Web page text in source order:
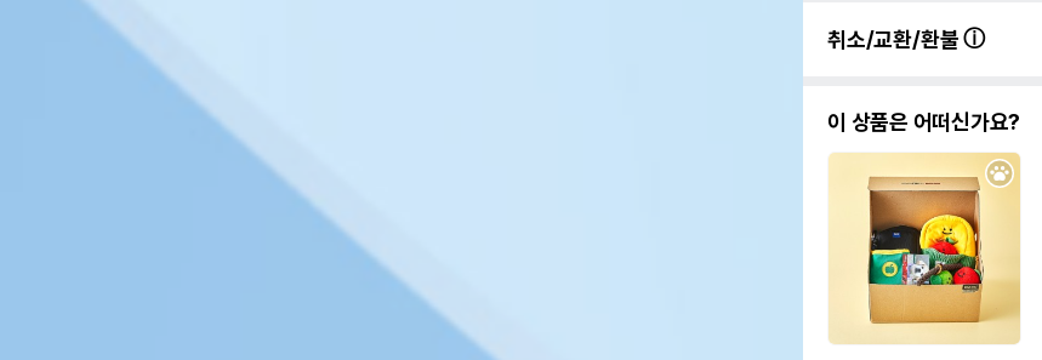
취소/교환/환불
이 상품은 어떠신가요?